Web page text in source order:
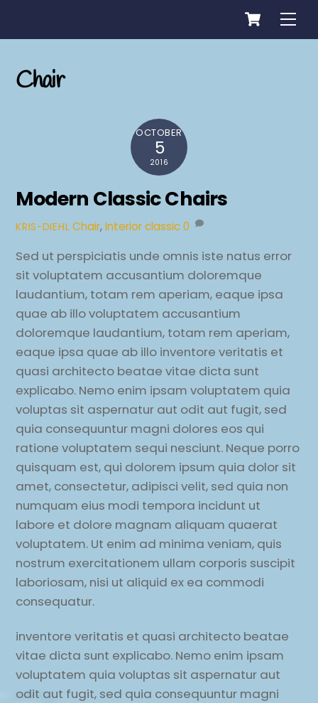
Cart
Chair
OCTOBER
5
2016
Modern Classic Chairs
KRIS-DIEHL Chair,Interior classic 0
Sed ut perspiciatis unde omnis iste natus error
sit voluptatem accusantium doloremque
laudantium, totam rem aperiam, eaque ipsa
quae ab illo voluptatem accusantium
doloremque laudantium, totam rem aperiam,
eaque ipsa quae ab illo inventore veritatis et
quasi architecto beatae vitae dicta sunt
explicabo. Nemo enim ipsam voluptatem quia
voluptas sit aspernatur aut odit aut fugit, sed
quia consequuntur magni dolores eos qui
ratione voluptatem sequi nesciunt. Neque porro
quisquam est, qui dolorem ipsum quia dolor sit
amet, consectetur, adipisci velit, sed quia non
numquam eius modi tempora incidunt ut
labore et dolore magnam aliquam quaerat
voluptatem. Ut enim ad minima veniam, quis
nostrum exercitationem ullam corporis suscipit
laboriosam, nisi ut aliquid ex ea commodi
consequatur.
inventore veritatis et quasi architecto beatae
vitae dicta sunt explicabo. Nemo enim ipsam
voluptatem quia voluptas sit aspernatur aut
odit aut fugit, sed quia consequuntur magni